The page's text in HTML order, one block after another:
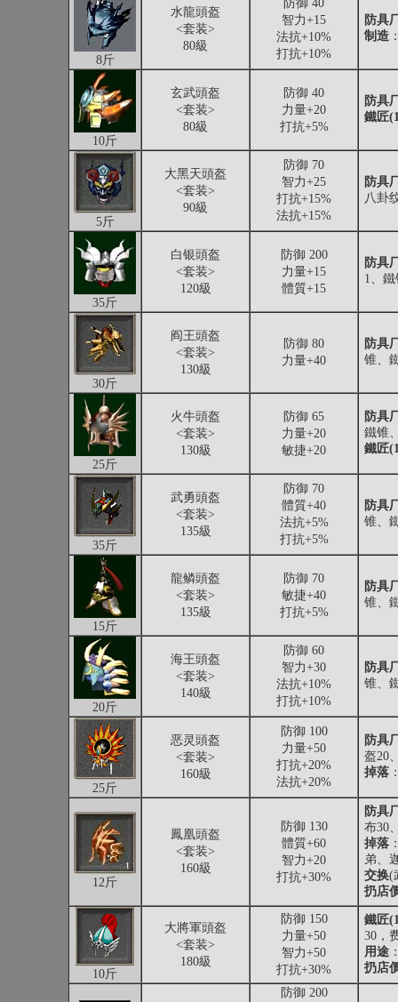
8斤
水龍頭盔
<套装>
80級
防御 40
智力+15
法抗+10%
打抗+10%
防具
制造
10斤
玄武頭盔
<套装>
80級
防御 40
力量+20
打抗+5%
防具
鐵匠
5斤
大黑天頭盔
<套装>
90級
防御 70
智力+25
打抗+15%
法抗+15%
防具
八卦
35斤
白银頭盔
<套装>
120級
防御 200
力量+15
體質+15
防具
1、
30斤
阎王頭盔
<套装>
130級
防御 80
力量+40
防具
锥、
25斤
火牛頭盔
<套装>
130級
防御 65
力量+20
敏捷+20
防具
鐵锥
鐵匠
35斤
武勇頭盔
<套装>
135級
防御 70
體質+40
法抗+5%
打抗+5%
防具
锥、
15斤
龍鳞頭盔
<套装>
135級
防御 70
敏捷+40
打抗+5%
防具
锥、
20斤
海王頭盔
<套装>
140級
防御 60
智力+30
法抗+10%
打抗+10%
防具
锥、
25斤
恶灵頭盔
<套装>
160級
防御 100
力量+50
打抗+20%
法抗+20%
防具
盔20
掉落
12斤
鳳凰頭盔
<套装>
160級
防御 130
體質+60
智力+20
打抗+30%
防具
布30
掉落
弟、
交换(
扔店
10斤
大將軍頭盔
<套装>
180級
防御 150
力量+50
智力+50
打抗+30%
鐵匠
30，
用途
扔店
防御 200